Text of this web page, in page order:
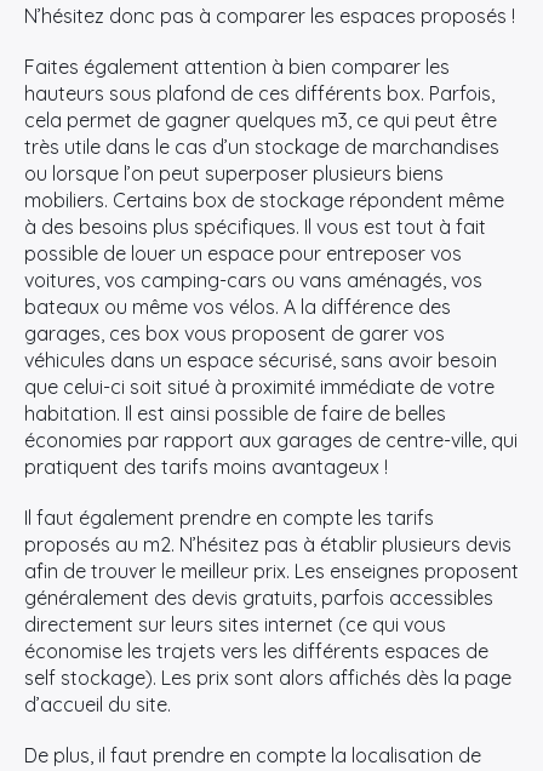
N’hésitez donc pas à comparer les espaces proposés !
Faites également attention à bien comparer les
hauteurs sous plafond de ces différents box. Parfois,
cela permet de gagner quelques m3, ce qui peut être
très utile dans le cas d’un stockage de marchandises
ou lorsque l’on peut superposer plusieurs biens
mobiliers. Certains box de stockage répondent même
à des besoins plus spécifiques. Il vous est tout à fait
possible de louer un espace pour entreposer vos
voitures, vos camping-cars ou vans aménagés, vos
bateaux ou même vos vélos. A la différence des
garages, ces box vous proposent de garer vos
véhicules dans un espace sécurisé, sans avoir besoin
que celui-ci soit situé à proximité immédiate de votre
habitation. Il est ainsi possible de faire de belles
économies par rapport aux garages de centre-ville, qui
pratiquent des tarifs moins avantageux !
Il faut également prendre en compte les tarifs
proposés au m2. N’hésitez pas à établir plusieurs devis
afin de trouver le meilleur prix. Les enseignes proposent
généralement des devis gratuits, parfois accessibles
directement sur leurs sites internet (ce qui vous
économise les trajets vers les différents espaces de
self stockage). Les prix sont alors affichés dès la page
d’accueil du site.
De plus, il faut prendre en compte la localisation de
×
Rechercher